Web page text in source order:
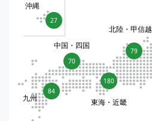
79
北陸・甲信越
180
東海・近畿
70
中国・四国
84
九州
27
沖縄